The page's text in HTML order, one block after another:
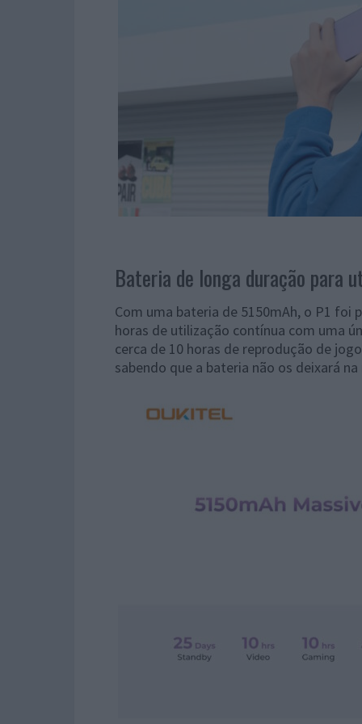
Bateria de longa duração para
Com uma bateria de 5150mAh, o P1
horas de utilização contínua com uma
cerca de 10 horas de reprodução de
sabendo que a bateria não os deixará